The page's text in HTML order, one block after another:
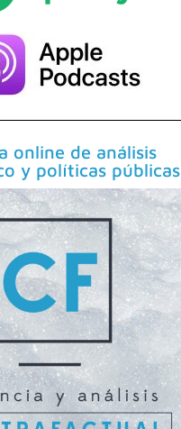
online de análisis
y políticas públicas